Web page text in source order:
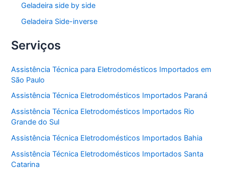
Geladeira side by side
Geladeira Side-inverse
Serviços
Assistência Técnica para Eletrodomésticos Importados em
São Paulo
Assistência Técnica Eletrodomésticos Importados Paraná
Assistência Técnica Eletrodomésticos Importados Rio
Grande do Sul
Assistência Técnica Eletrodomésticos Importados Bahia
Assistência Técnica Eletrodomésticos Importados Santa
Catarina